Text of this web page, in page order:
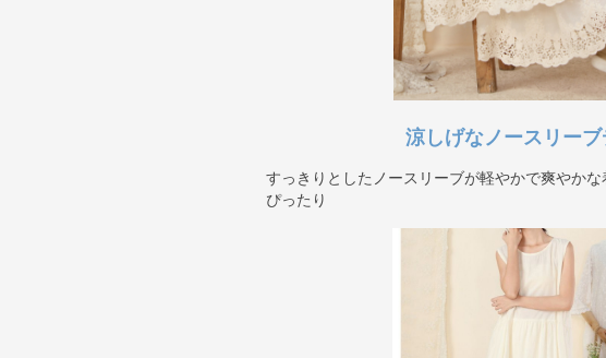
涼しげなノースリー
すっきりとしたノースリーブが軽やかで爽やか
ぴったり